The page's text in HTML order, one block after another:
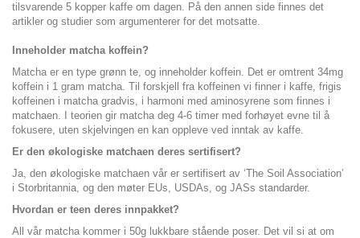
tilsvarende 5 kopper kaffe om dagen. På den annen side finnes det
artikler og studier som argumenterer for det motsatte.
Inneholder matcha koffein?
Matcha er en type grønn te, og inneholder koffein. Det er omtrent 34mg
koffein i 1 gram matcha. Til forskjell fra koffeinen vi finner i kaffe, frigis
koffeinen i matcha gradvis, i harmoni med aminosyrene som finnes i
matchaen. I teorien gir matcha deg 4-6 timer med forhøyet evne til å
fokusere, uten skjelvingen en kan oppleve ved inntak av kaffe.
Er den økologiske matchaen deres sertifisert?
Ja, den økologiske matchaen vår er sertifisert av ‘The Soil Association’
i Storbritannia, og den møter EUs, USDAs, og JASs standarder.
Hvordan er teen deres innpakket?
All vår matcha kommer i 50g lukkbare stående poser. Det vil si at om